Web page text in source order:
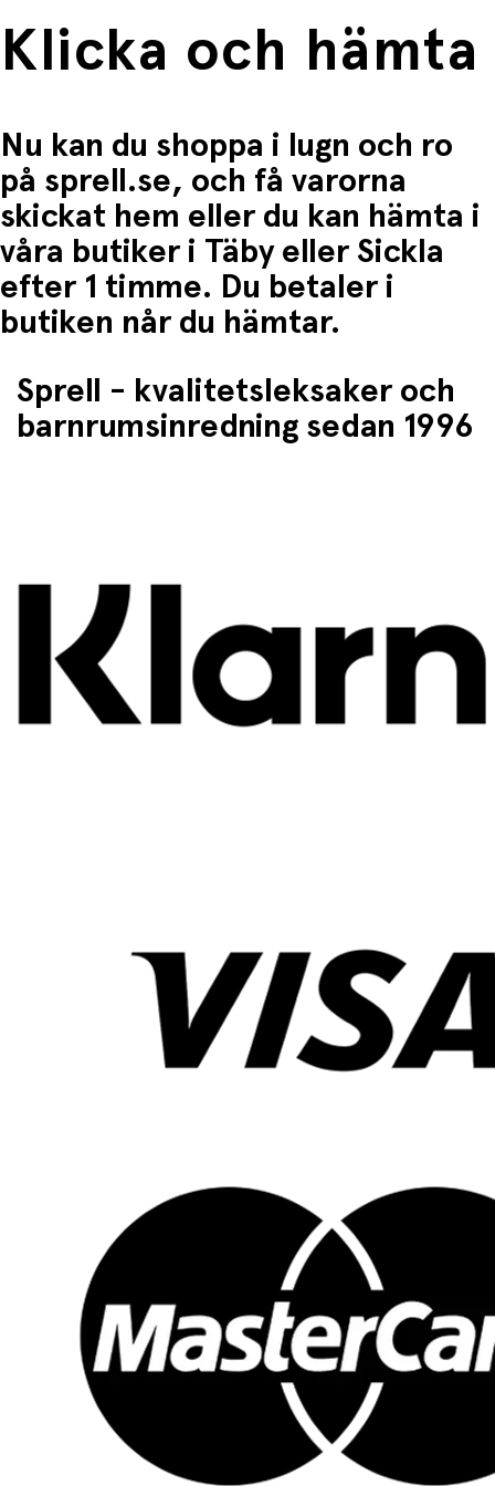
Klicka och hämta
Nu kan du shoppa i lugn och ro
på sprell.se, och få varorna
skickat hem eller du kan hämta i
våra butiker i Täby eller Sickla
efter 1 timme. Du betaler i
butiken når du hämtar.
Sprell - kvalitetsleksaker och
barnrumsinredning sedan 1996